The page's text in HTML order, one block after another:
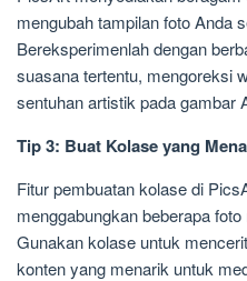
mengubah tampilan foto Anda
Bereksperimenlah dengan
suasana tertentu, mengoreksi
sentuhan artistik pada gambar
Tip 3: Buat Kolase yang
Fitur pembuatan kolase di
menggabungkan beberapa
Gunakan kolase untuk
konten yang menarik untuk